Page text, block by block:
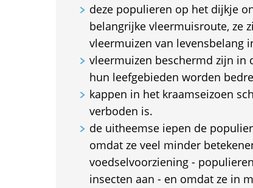
deze populieren op het dijkje
belangrijke vleermuisroute, ze
vleermuizen van levensbelang
vleermuizen beschermd zijn in
hun leefgebieden worden
kappen in het kraamseizoen
verboden is.
de uitheemse iepen de
omdat ze veel minder
voedselvoorziening -
insecten aan - en omdat ze in